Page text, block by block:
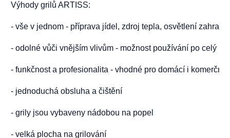
Výhody grilů ARTISS:
- vše v jednom - příprava jídel, zdroj tepla, osvětlení zahrady
- odolné vůči vnějším vlivům - možnost používání po celý rok
- funkčnost a profesionalita - vhodné pro domácí i komerční
- jednoduchá obsluha a čištění
- grily jsou vybaveny nádobou na popel
- velká plocha na grilování